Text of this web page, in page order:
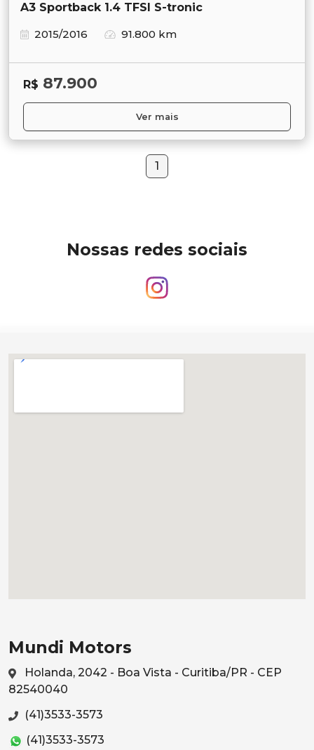
A3 Sportback 1.4 TFSI S-tronic
2015/2016
91.800 km
R$ 87.900
Ver mais
1
Nossas redes sociais
Mundi Motors
Holanda, 2042 - Boa Vista - Curitiba/PR - CEP
82540040
(41)3533-3573
(41)3533-3573